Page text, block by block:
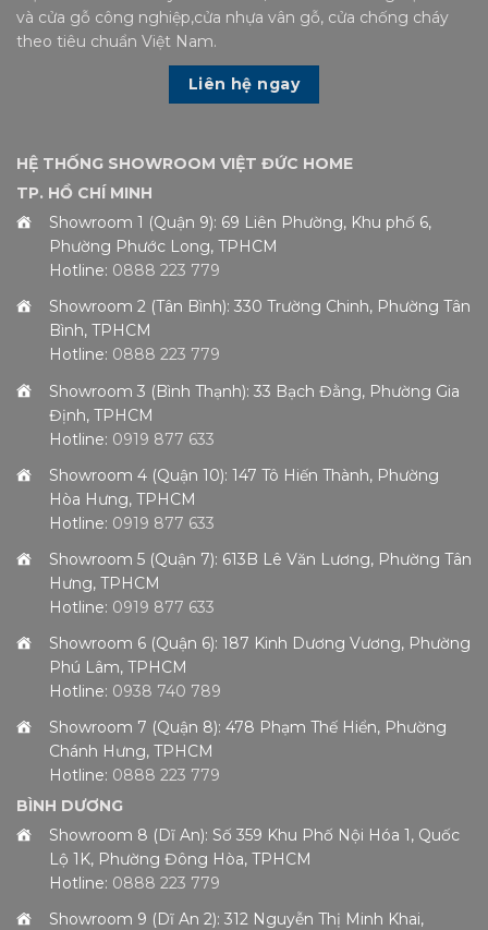
và cửa gỗ công nghiệp,cửa nhựa vân gỗ, cửa chống cháy
theo tiêu chuẩn Việt Nam.
Liên hệ ngay
HỆ THỐNG SHOWROOM VIỆT ĐỨC HOME
TP. HỒ CHÍ MINH
Showroom 1 (Quận 9): 69 Liên Phường, Khu phố 6,
Phường Phước Long, TPHCM
Hotline: 0888 223 779
Showroom 2 (Tân Bình): 330 Trường Chinh, Phường Tân
Bình, TPHCM
Hotline: 0888 223 779
Showroom 3 (Bình Thạnh): 33 Bạch Đằng, Phường Gia
Định, TPHCM
Hotline: 0919 877 633
Showroom 4 (Quận 10): 147 Tô Hiến Thành, Phường
Hòa Hưng, TPHCM
Hotline: 0919 877 633
Showroom 5 (Quận 7): 613B Lê Văn Lương, Phường Tân
Hưng, TPHCM
Hotline: 0919 877 633
Showroom 6 (Quận 6): 187 Kinh Dương Vương, Phường
Phú Lâm, TPHCM
Hotline: 0938 740 789
Showroom 7 (Quận 8): 478 Phạm Thế Hiển, Phường
Chánh Hưng, TPHCM
Hotline: 0888 223 779
BÌNH DƯƠNG
Showroom 8 (Dĩ An): Số 359 Khu Phố Nội Hóa 1, Quốc
Lộ 1K, Phường Đông Hòa, TPHCM
Hotline: 0888 223 779
Showroom 9 (Dĩ An 2): 312 Nguyễn Thị Minh Khai,